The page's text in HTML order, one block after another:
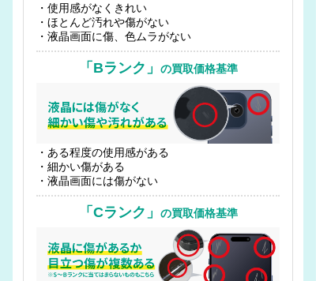
・使用感がなくきれい
・ほとんど汚れや傷がない
・液晶画面に傷、色ムラがない
「Bランク」 の買取価格基準
・ある程度の使用感がある
・細かい傷がある
・液晶画面には傷がない
「Cランク」 の買取価格基準